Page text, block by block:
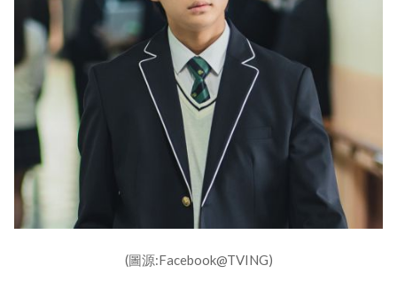
(圖源:Facebook@TVING)